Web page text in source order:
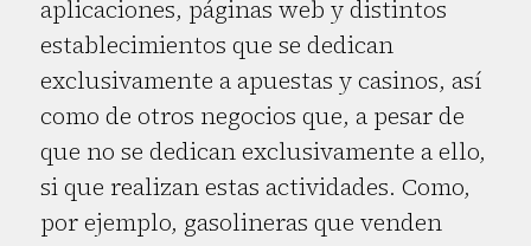
aplicaciones, páginas web y distintos
establecimientos que se dedican
exclusivamente a apuestas y casinos, así
como de otros negocios que, a pesar de
que no se dedican exclusivamente a ello,
si que realizan estas actividades. Como,
por ejemplo, gasolineras que venden